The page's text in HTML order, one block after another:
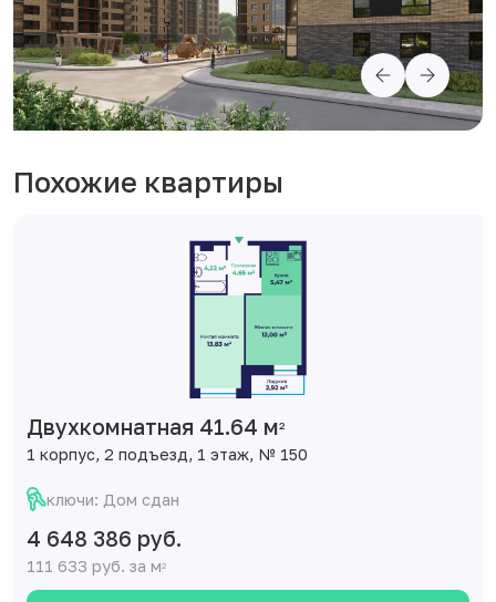
Похожие квартиры
Двухкомнатная 41.64 м2
1 корпус, 2 подъезд, 1 этаж, № 150
ключи: Дом сдан
4 648 386 руб.
111 633 руб. за м2